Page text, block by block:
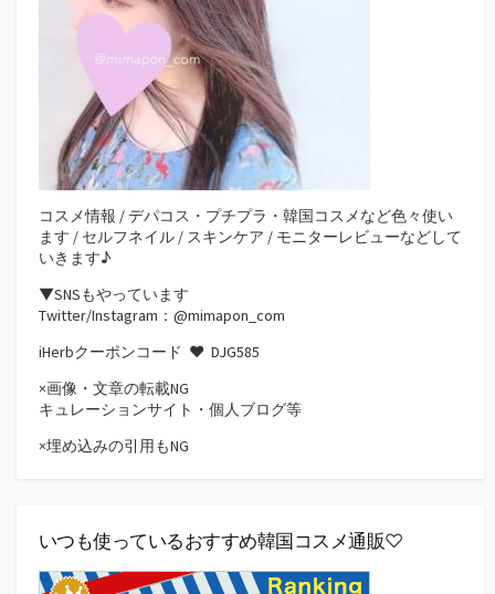
コスメ情報 / デパコス・プチプラ・韓国コスメなど色々使い
ます / セルフネイル / スキンケア / モニターレビューなどして
いきます♪
▼SNSもやっています
Twitter/Instagram：@mimapon_com
iHerbクーポンコード ♥ DJG585
×画像・文章の転載NG
キュレーションサイト・個人ブログ等
×埋め込みの引用もNG
いつも使っているおすすめ韓国コスメ通販♡